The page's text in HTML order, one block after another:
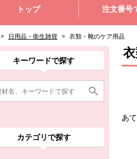
トップ
注文番号
> 日用品・衛生雑貨 > 衣類・靴のケア用品
ら消費材検索メニューです。
キーワードで探す
カテゴリで探す
検索メニューここまで。
ら本文です。
ら組合員向けメニューです。
向けメニューここまで。
ら本文です。
あ